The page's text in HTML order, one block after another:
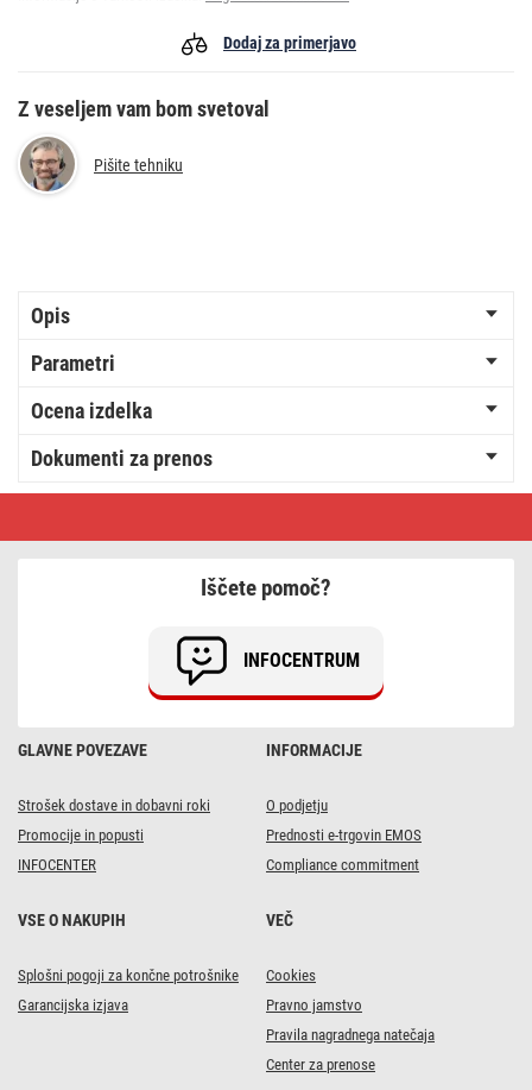
Dodaj za primerjavo
Z veseljem vam bom svetoval
Pišite tehniku
Opis
Parametri
Ocena izdelka
Dokumenti za prenos
GLAVNE POVEZAVE
Strošek dostave in dobavni roki
Promocije in popusti
INFOCENTER
INFORMACIJE
O podjetju
Prednosti e-trgovin EMOS
Compliance commitment
VSE O NAKUPIH
Splošni pogoji za končne potrošnike
Garancijska izjava
VEČ
Cookies
Pravno jamstvo
Pravila nagradnega natečaja
Center za prenose
Iščete pomoč?
INFOCENTRUM